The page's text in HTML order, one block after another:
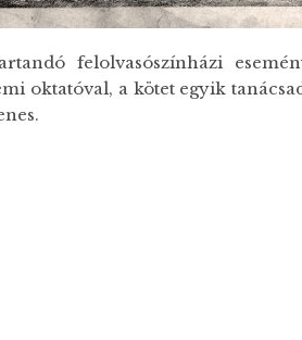
felolvasószínházi
oktatóval, a kötet egyik